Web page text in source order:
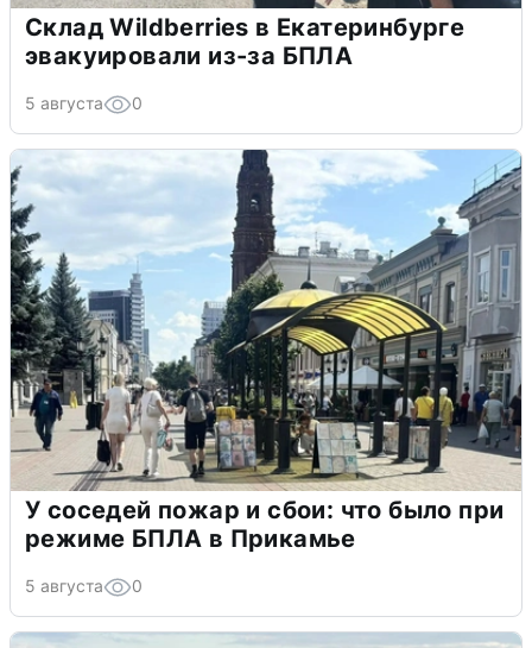
Склад Wildberries в Екатеринбурге
эвакуировали из-за БПЛА
5 августа 0
У соседей пожар и сбои: что было при
режиме БПЛА в Прикамье
5 августа 0